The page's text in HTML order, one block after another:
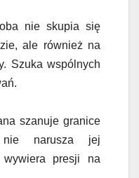
nie skupia się
ale również na
Szuka wspólnych
szanuje granice
narusza jej
presji na